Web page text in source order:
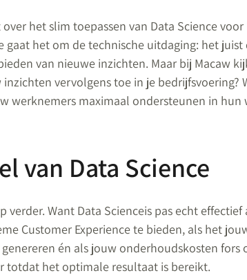
het slim toepassen van Data Science
gaat het om de technische uitdaging: het
van nieuwe inzichten. Maar bij Macaw
vervolgens toe in je bedrijfsvoering?
werknemers maximaal ondersteunen in hun
van Data Science
verder. Want Data Scienceis pas echt
Customer Experience te bieden, als het
én als jouw onderhoudskosten fors
totdat het optimale resultaat is bereikt.